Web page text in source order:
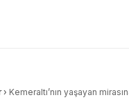
› Kemeraltı’nın yaşayan